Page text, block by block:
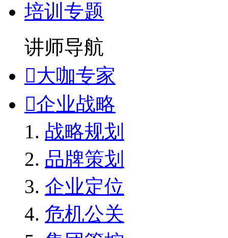
培训专题
讲师导航
大咖专家
企业战略
战略规划
品牌策划
企业定位
危机公关